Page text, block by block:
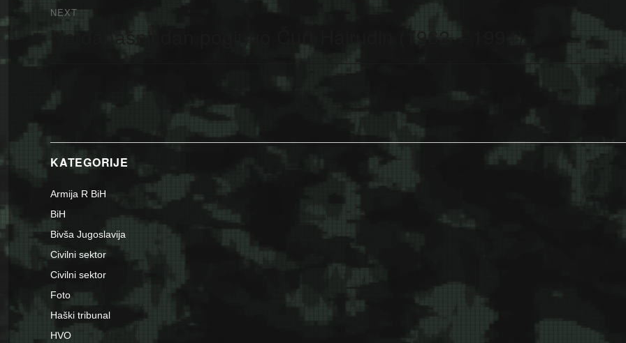
NEXT
Next
Na današnji dan poginuo Čurt Hajrudin (1962 – 1994)
KATEGORIJE
Armija R BiH
BiH
Bivša Jugoslavija
Civilni sektor
Civilni sektor
Foto
Haški tribunal
HVO